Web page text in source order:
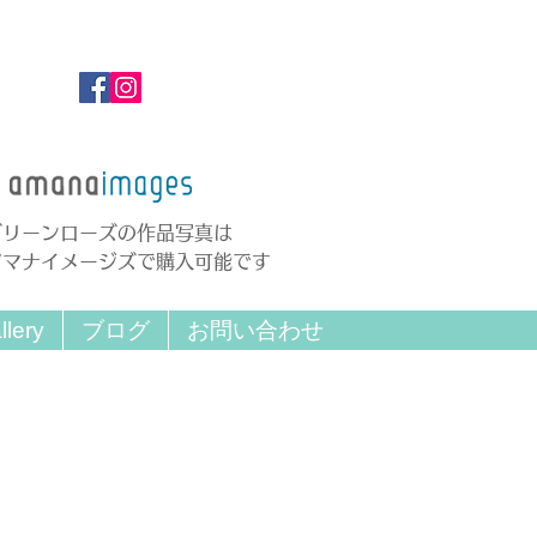
ーンローズの作品写真は
ナイメージズで購入可能です
ブログ お問い合わせ